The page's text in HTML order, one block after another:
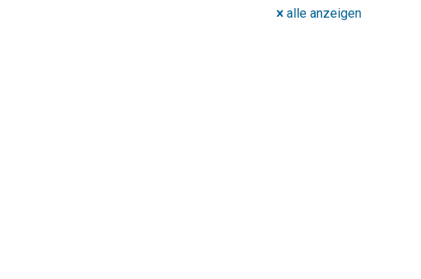
alle anzeigen